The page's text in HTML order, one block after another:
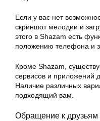
Если у вас нет
скриншот мелодии и
этого в Shazam есть
положению телефона и
Кроме Shazam,
сервисов и приложений
Наличие различных
подходящий вам.
Обращение к